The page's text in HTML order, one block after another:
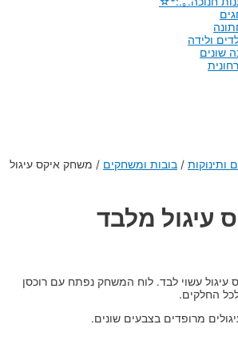
ולידה
שונים
ותינוקות / בובות ומשחקים / משחק איקס עיגול
עיגול מלבד
עשוי לבד. לוח המשחק נפתח עם רוכסן
החלקים.